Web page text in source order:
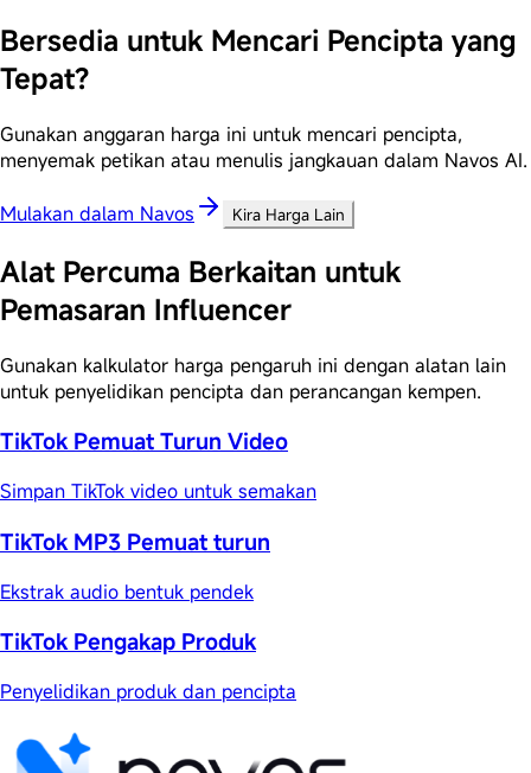
Bersedia untuk Mencari Pencipta yang
Tepat?
Gunakan anggaran harga ini untuk mencari pencipta,
menyemak petikan atau menulis jangkauan dalam Navos AI.
Mulakan dalam Navos Kira Harga Lain
Alat Percuma Berkaitan untuk
Pemasaran Influencer
Gunakan kalkulator harga pengaruh ini dengan alatan lain
untuk penyelidikan pencipta dan perancangan kempen.
TikTok Pemuat Turun Video
Simpan TikTok video untuk semakan
TikTok MP3 Pemuat turun
Ekstrak audio bentuk pendek
TikTok Pengakap Produk
Penyelidikan produk dan pencipta